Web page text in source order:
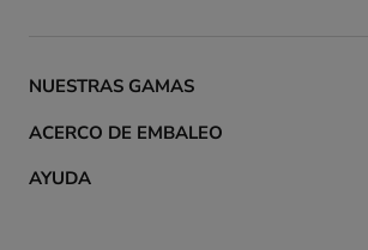
NUESTRAS GAMAS
ACERCO DE EMBALEO
AYUDA